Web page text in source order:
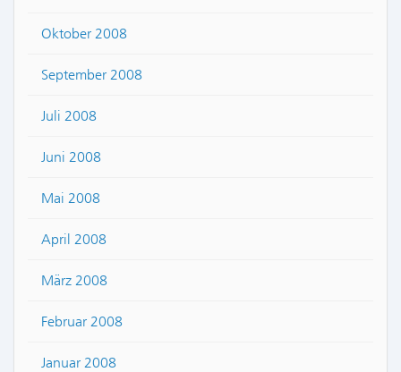
Oktober 2008
September 2008
Juli 2008
Juni 2008
Mai 2008
April 2008
März 2008
Februar 2008
Januar 2008